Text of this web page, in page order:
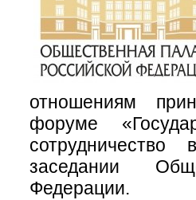
отношениям
форуме
заседании
Федерации.